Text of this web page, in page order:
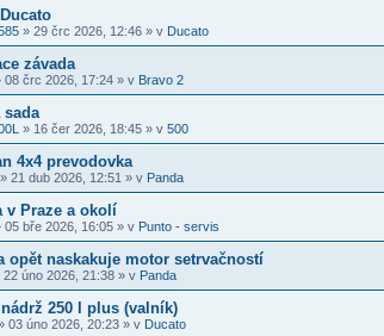
» 29 črc 2026, 12:46 » v Ducato
závada
08 črc 2026, 17:24 » v Bravo 2
sada
» 16 čer 2026, 18:45 » v 500
4x4 prevodovka
» 21 dub 2026, 12:51 » v Panda
v Praze a okolí
05 bře 2026, 16:05 » v Punto - servis
opět naskakuje motor setrvačností
22 úno 2026, 21:38 » v Panda
250 l plus (valník)
03 úno 2026, 20:23 » v Ducato